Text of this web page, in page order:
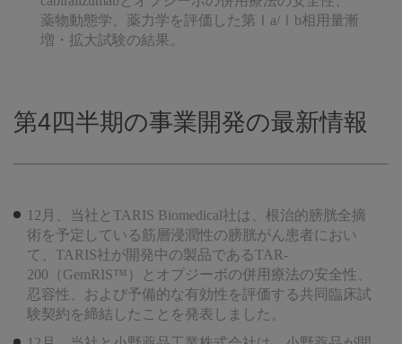
薬物動態学、薬力学を評価した第Ⅰa/Ⅰb相用量漸
増・拡大試験の結果。
第4四半期の事業開発の最新情報
12月、当社とTARIS Biomedical社は、根治的膀胱全摘
術を予定している筋層浸潤性の膀胱がん患者におい
て、TARIS社が開発中の製品であるTAR-
200（GemRIS™）とオプジーボの併用療法の安全性、
忍容性、および予備的な有効性を評価する共同臨床試
験契約を締結したことを発表しました。